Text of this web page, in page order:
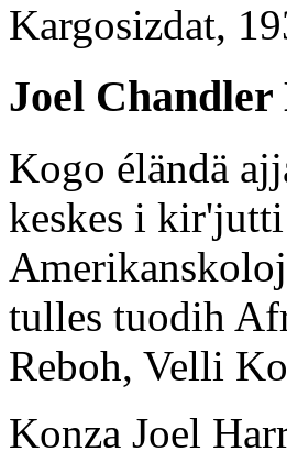
Kargosizdat,
Joel
Kogo éländä
keskes i
tulles tuodih
Reboh, Velli
Konza Joel